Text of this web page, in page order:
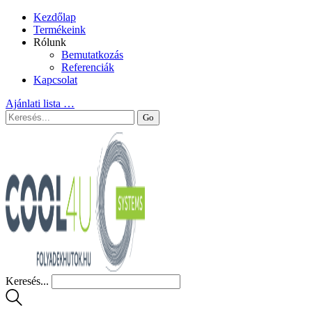
Kezdőlap
Termékeink
Rólunk
Bemutatkozás
Referenciák
Kapcsolat
Ajánlati lista …
Keresés...